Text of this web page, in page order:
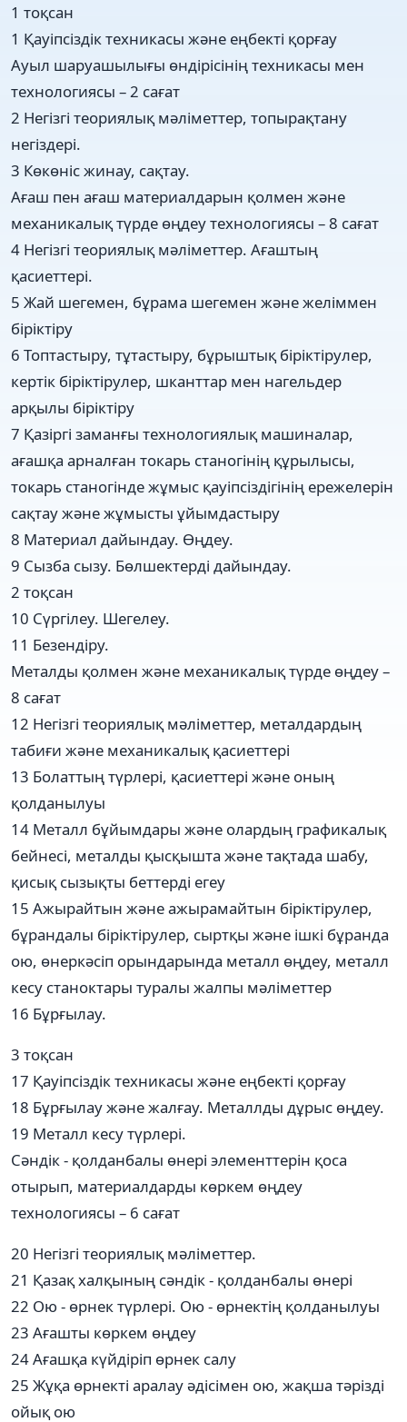
1 тоқсан
1 Қауіпсіздік техникасы және еңбекті қорғау
Ауыл шаруашылығы өндірісінің техникасы мен
технологиясы – 2 сағат
2 Негізгі теориялық мәліметтер, топырақтану
негіздері.
3 Көкөніс жинау, сақтау.
Ағаш пен ағаш материалдарын қолмен және
механикалық түрде өңдеу технологиясы – 8 сағат
4 Негізгі теориялық мәліметтер. Ағаштың
қасиеттері.
5 Жай шегемен, бұрама шегемен және желіммен
біріктіру
6 Топтастыру, тұтастыру, бұрыштық біріктірулер,
кертік біріктірулер, шканттар мен нагельдер
арқылы біріктіру
7 Қазіргі заманғы технологиялық машиналар,
ағашқа арналған токарь станогінің құрылысы,
токарь станогінде жұмыс қауіпсіздігінің ережелерін
сақтау және жұмысты ұйымдастыру
8 Материал дайындау. Өңдеу.
9 Сызба сызу. Бөлшектерді дайындау.
2 тоқсан
10 Сүргілеу. Шегелеу.
11 Безендіру.
Металды қолмен және механикалық түрде өңдеу –
8 сағат
12 Негізгі теориялық мәліметтер, металдардың
табиғи және механикалық қасиеттері
13 Болаттың түрлері, қасиеттері және оның
қолданылуы
14 Металл бұйымдары және олардың графикалық
бейнесі, металды қысқышта және тақтада шабу,
қисық сызықты беттерді егеу
15 Ажырайтын және ажырамайтын біріктірулер,
бұрандалы біріктірулер, сыртқы және ішкі бұранда
ою, өнеркәсіп орындарында металл өңдеу, металл
кесу станоктары туралы жалпы мәліметтер
16 Бұрғылау.
3 тоқсан
17 Қауіпсіздік техникасы және еңбекті қорғау
18 Бұрғылау және жалғау. Металлды дұрыс өңдеу.
19 Металл кесу түрлері.
Сәндік - қолданбалы өнері элементтерін қоса
отырып, материалдарды көркем өңдеу
технологиясы – 6 сағат
20 Негізгі теориялық мәліметтер.
21 Қазақ халқының сәндік - қолданбалы өнері
22 Ою - өрнек түрлері. Ою - өрнектің қолданылуы
23 Ағашты көркем өңдеу
24 Ағашқа күйдіріп өрнек салу
25 Жұқа өрнекті аралау әдісімен ою, жақша тәрізді
ойық ою